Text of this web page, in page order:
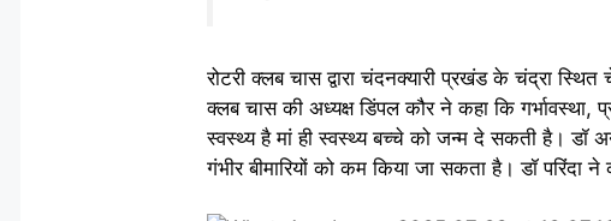
रोटरी क्लब चास द्वारा चंदनक्यारी प्रखंड के चंद्रा
क्लब चास की अध्यक्ष डिंपल कौर ने कहा कि
स्वस्थ्य है मां ही स्वस्थ्य बच्चे को जन्म दे सकती है। डॉ
गंभीर बीमारियों को कम किया जा सकता है। डॉ परिंदा